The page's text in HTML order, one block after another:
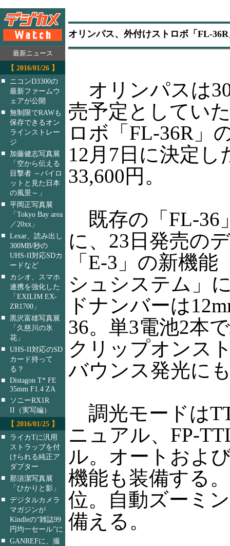
最新ニュース
【 2016/01/26 】
■
ニコンD3300の
最新ファームウ
ェアが公開
■ 無制限でRAWも
保存できるオン
ラインストレー
ジ
■
加藤健志写真展
「空から伝える
目撃者 ～パイロ
ットと見た日本
の風景～」
■ 平岡正写真展
「Tokyo Bay area
／20xx」
■ Lexar、読み出し
300MB/秒の
UHS-II対応SDカ
ードなど
■
カシオ、スマホ
連携を強化した
「EXILIM EX-
ZR1700」
■ 黒沢富雄写真展
「久慈川の氷
花」
■ UHS-II対応のSD
カード持って
る？
■ Distagon T* FE
35mm F1.4 ZA
■
ソニーRX1R
II（実写編）
【 2016/01/25 】
■
ライカTに汎用
ストラップを付
けられる純正ア
ダプター
■ 那須潔写真展
「ひかりと影」
■ デジタルカメラ
マガジンが
Kindleの“雑誌99
円均一セール”に
■ GANREFに、撮
オリンパス、外付けストロボ「FL-
オリンパスは
売予定としてい
ロボ「FL-36R」
12月7日に決定し
33,600円。
既存の「FL-36
に、23日発売の
「E-3」の新機
シュシステム」
ドナンバーは
36。単3電池2本
クリップオンス
バウンス発光に
調光モードは
ニュアル、FP-
ル。オートおよ
機能も装備する
位。自動ズーミ
備える。